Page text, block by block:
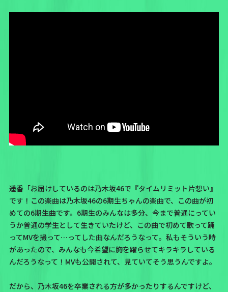
遥香「お届けしているのは乃木坂46で 『タイムリミット片想い』
です！この楽曲は乃木坂46の6期生ちゃんの楽曲で、 この曲が初
めての6期生曲です。 6期生のみんなは多分、今まで普通にってい
うか普通の学生として生きていたけど、この曲で初めて歌って踊
ってMVを撮って…ってした曲なんだろうなって。私もそういう時
があったので、みんなも今希望に胸を躍らせてキラキラしている
んだろうなって！MVも公開されて、見ていてそう思うんですよ。
だから、乃木坂46を卒業される方が多かったりするんですけど、